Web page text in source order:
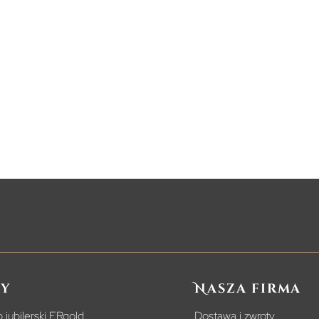
jubilerski ERgold
Nasza firma
Dostawa i zwroty